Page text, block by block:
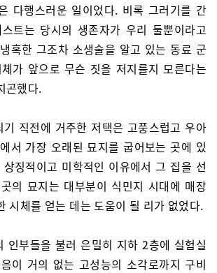
다행스러운 일이었다. 비록 그러기를 간
트는 당시의 생존자가 우리 둘뿐이라고
혹한 그조차 소생술을 알고 있는 동료 군
가 앞으로 무슨 짓을 저지를지 모른다는
곤했다.
기 직전에 거주한 저택은 고풍스럽고 우아
서 가장 오래된 묘지를 굽어보는 곳에 있
징적이고 미학적인 이유에서 그 집을 선
의 묘지는 대부분이 식민지 시대에 매장
시체를 얻는 데는 도움이 될 리가 없었다.
인부들을 불러 은밀히 지하 2층에 실험실
이 거의 없는 고성능의 소각로까지 구비